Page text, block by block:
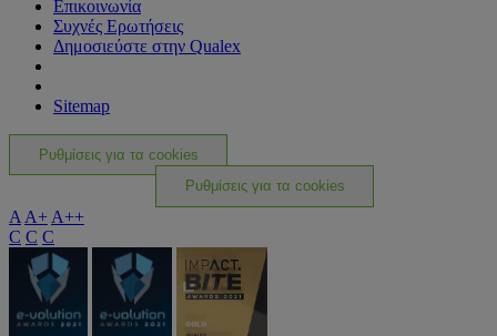
Επικοινωνία
Συχνές Ερωτήσεις
Δημοσιεύστε στην Qualex
Sitemap
Ρυθμίσεις για τα cookies
Ρυθμίσεις για τα cookies
A A+ A++
C C C